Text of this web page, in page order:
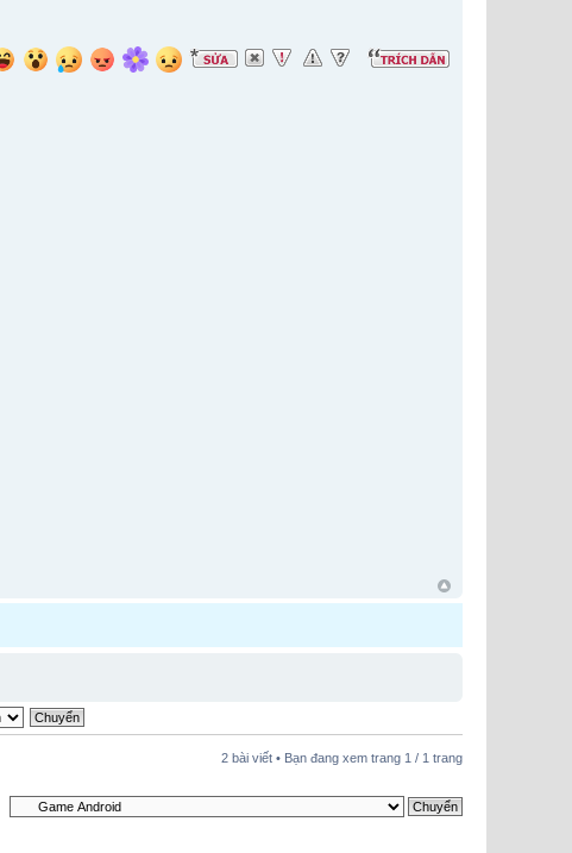
2 bài viết • Bạn đang xem trang 1 / 1 trang